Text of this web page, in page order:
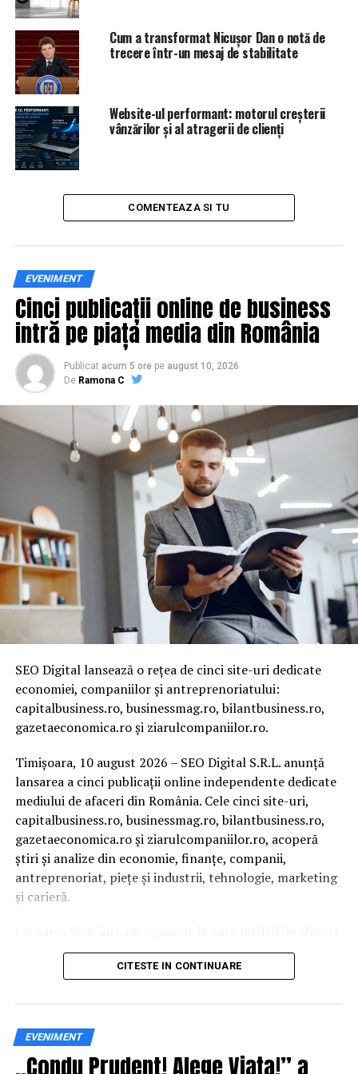
IasiAZI.ro
ARTICOLE PE ACEIASI TEMA: PRIMA
URMATORUL
Daea, ANUNȚ important pentru toți românii. Ce se
întâmplă cu prețul cărnii de porc | IasiAZI.ro
NU RATATI
LOVITURĂ pentru cei care au CENTRALE termice de
APARTAMENT! Chiar acum, când vine frigul! | IasiAZI.ro
Cum a transformat Nicușor Dan o notă de
trecere într-un mesaj de stabilitate
Website-ul performant: motorul creșterii
vânzărilor și al atragerii de clienți
COMENTEAZA SI TU
EVENIMENT
Cinci publicații online de business
intră pe piața media din România
Publicat acum 5 ore pe august 10, 2026
De Ramona C
SEO Digital lansează o rețea de cinci site-uri dedicate
economiei, companiilor și antreprenoriatului:
capitalbusiness.ro, businessmag.ro, bilantbusiness.ro,
gazetaeconomica.ro și ziarulcompaniilor.ro.
Timișoara, 10 august 2026 – SEO Digital S.R.L. anunță
lansarea a cinci publicații online independente dedicate
mediului de afaceri din România. Cele cinci site-uri,
capitalbusiness.ro, businessmag.ro, bilantbusiness.ro,
gazetaeconomica.ro și ziarulcompaniilor.ro, acoperă
știri și analize din economie, finanțe, companii,
antreprenoriat, piețe și industrii, tehnologie, marketing
și carieră.
românesc trece printr-un val de schimbări legislative și
economice: peste 3.100 de firme și PFA au intrat în
minim a fost majorat de la 1 iulie, iar noile reguli fiscale
au modificat impozitarea dividendelor, regimul
microîntreprinderilor și obligațiile de raportare
electronică. În paralel, piața de fuziuni și achiziții a atins
CITESTE IN CONTINUARE
EVENIMENT
„Condu Prudent! Alege Viața!” a